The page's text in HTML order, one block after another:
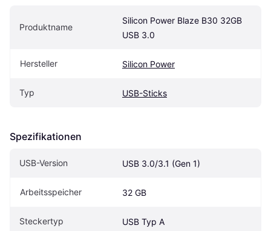
Produktname
Silicon Power Blaze B30 32GB
USB 3.0
Hersteller Silicon Power
Typ USB-Sticks
Spezifikationen
USB-Version USB 3.0/3.1 (Gen 1)
Arbeitsspeicher 32 GB
Steckertyp USB Typ A